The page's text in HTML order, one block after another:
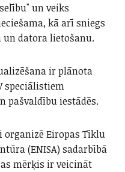
un veiks
kā arī sniegs
datora lietošanu.
ir plānota
speciālistiem
pašvaldību iestādēs.
organizē Eiropas Tīklu
(ENISA) sadarbībā
mērķis ir veicināt